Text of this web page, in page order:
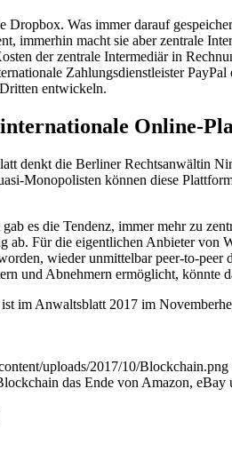
Was immer darauf
immerhin macht sie aber zentrale
der zentrale Intermediär in
Zahlungsdienstleister
entwickeln.
Online-
denkt die Berliner Rechtsanwältin
Monopolisten können diese
es die Tendenz, immer mehr zu
ab. Für die eigentlichen Anbieter
wieder unmittelbar peer-to-
und Abnehmern ermöglicht,
im Anwaltsblatt 2017 im
uploads/2017/10/Blockchain.png
das Ende von Amazon, eBay